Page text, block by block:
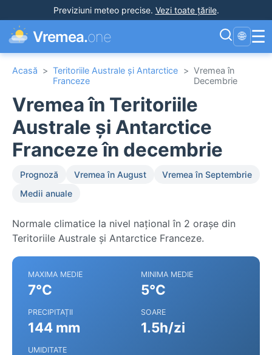
Previziuni meteo precise. Vezi toate țările.
Vremea.one 🌐 ☰
Acasă > Teritoriile Australe și Antarctice
Franceze
> Vremea în
Decembrie
Vremea în Teritoriile
Australe și Antarctice
Franceze în decembrie
Prognoză Vremea în August
Vremea în Septembrie
Medii anuale
Normale climatice la nivel național în 2 orașe din
Teritoriile Australe și Antarctice Franceze.
MAXIMA MEDIE
7°C
MINIMA MEDIE
5°C
PRECIPITAȚII
144 mm
SOARE
1.5h/zi
UMIDITATE